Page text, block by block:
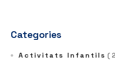
Categories
Activitats Infantils